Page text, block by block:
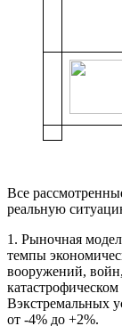
Все
реальную
1. Рыночная
темпы
вооружений,
Вэкстремальных
от -4% до +2%.